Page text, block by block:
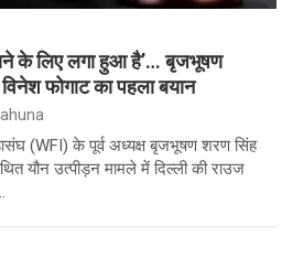
के लिए लगा हुआ है’… बृजभूषण
फोगाट का पहला बयान
(WFI) के पूर्व अध्यक्ष बृजभूषण शरण सिंह
यौन उत्पीड़न मामले में दिल्ली की राउज